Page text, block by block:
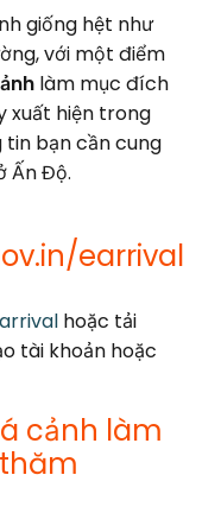
giống hệt như
với một điểm
làm mục đích
xuất hiện trong
tin bạn cần cung
Ấn Độ.
earrival
hoặc tải
tài khoản hoặc
cảnh làm